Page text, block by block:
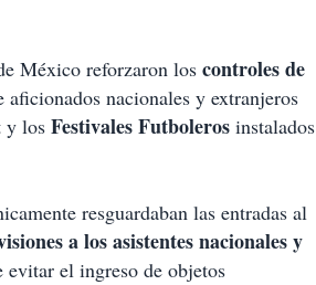
México reforzaron los controles de
aficionados nacionales y extranjeros
y los Festivales Futboleros instalados
resguardaban las entradas al
a los asistentes nacionales y
el ingreso de objetos